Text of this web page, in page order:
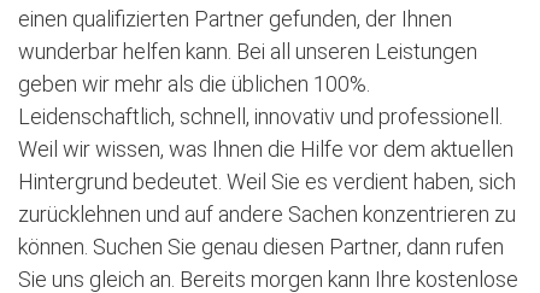
einen qualifizierten Partner gefunden, der Ihnen
wunderbar helfen kann. Bei all unseren Leistungen
geben wir mehr als die üblichen 100%.
Leidenschaftlich, schnell, innovativ und professionell.
Weil wir wissen, was Ihnen die Hilfe vor dem aktuellen
Hintergrund bedeutet. Weil Sie es verdient haben, sich
zurücklehnen und auf andere Sachen konzentrieren zu
können. Suchen Sie genau diesen Partner, dann rufen
Sie uns gleich an. Bereits morgen kann Ihre kostenlose